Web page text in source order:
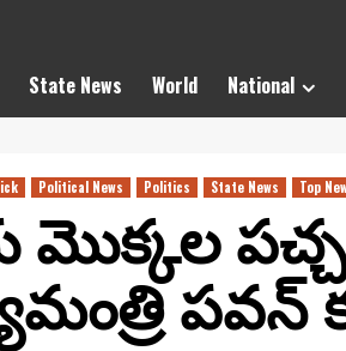
State News World National
Political News Politics State News Top
పవన్